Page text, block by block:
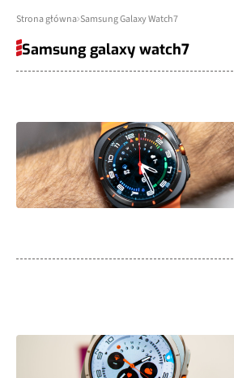
Strona główna Samsung Galaxy Watch7
Samsung galaxy watch7